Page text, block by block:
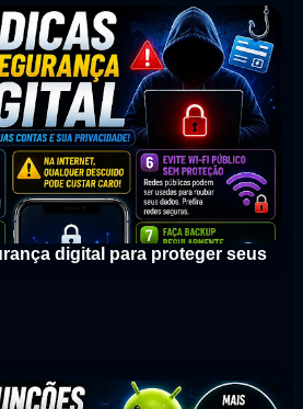
digital para proteger seus